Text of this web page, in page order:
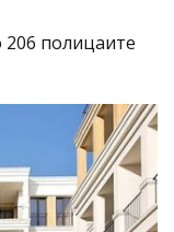
полицаите